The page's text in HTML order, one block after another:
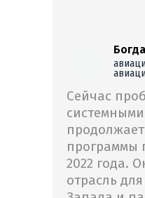
Сейчас
программы
2022 года.
отрасль